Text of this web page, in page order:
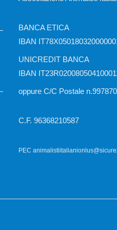
BANCA ETICA
IBAN
UNICREDIT BANCA
IBAN
oppure C/C Postale
C.F. 96368210587
PEC